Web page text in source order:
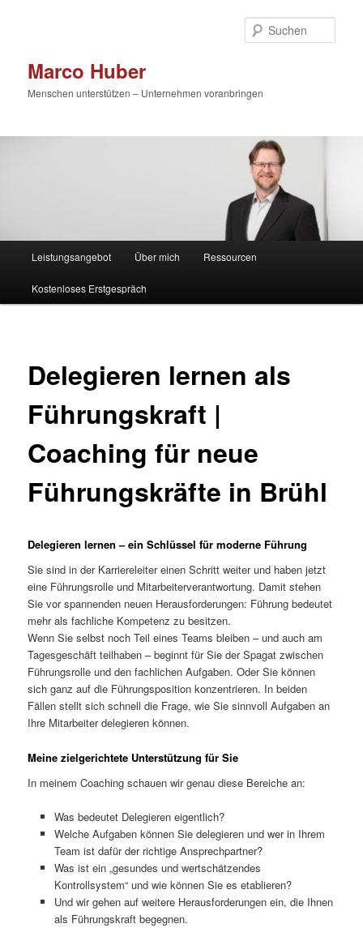
Marco Huber
Menschen unterstützen – Unternehmen voranbringen
Leistungsangebot Über mich Ressourcen
Kostenloses Erstgespräch
Delegieren lernen als
Führungskraft |
Coaching für neue
Führungskräfte in Brühl
Delegieren lernen – ein Schlüssel für moderne Führung
Sie sind in der Karriereleiter einen Schritt weiter und haben jetzt
eine Führungsrolle und Mitarbeiterverantwortung. Damit stehen
Sie vor spannenden neuen Herausforderungen: Führung bedeutet
mehr als fachliche Kompetenz zu besitzen.
Wenn Sie selbst noch Teil eines Teams bleiben – und auch am
Tagesgeschäft teilhaben – beginnt für Sie der Spagat zwischen
Führungsrolle und den fachlichen Aufgaben. Oder Sie können
sich ganz auf die Führungsposition konzentrieren. In beiden
Fällen stellt sich schnell die Frage, wie Sie sinnvoll Aufgaben an
Ihre Mitarbeiter delegieren können.
Meine zielgerichtete Unterstützung für Sie
In meinem Coaching schauen wir genau diese Bereiche an:
Was bedeutet Delegieren eigentlich?
Welche Aufgaben können Sie delegieren und wer in Ihrem
Team ist dafür der richtige Ansprechpartner?
Was ist ein „gesundes und wertschätzendes
Kontrollsystem“ und wie können Sie es etablieren?
Und wir gehen auf weitere Herausforderungen ein, die Ihnen
als Führungskraft begegnen.